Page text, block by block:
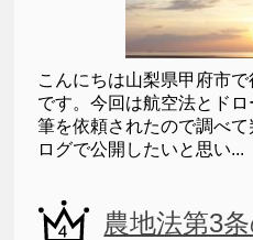
こんにちは山梨県甲府市で
です。今回は航空法とド
筆を依頼されたので調べ
ログで公開したいと思い...
農地法第3